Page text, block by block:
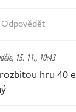
Odpovědět
15. 11., 10:43
hru 40